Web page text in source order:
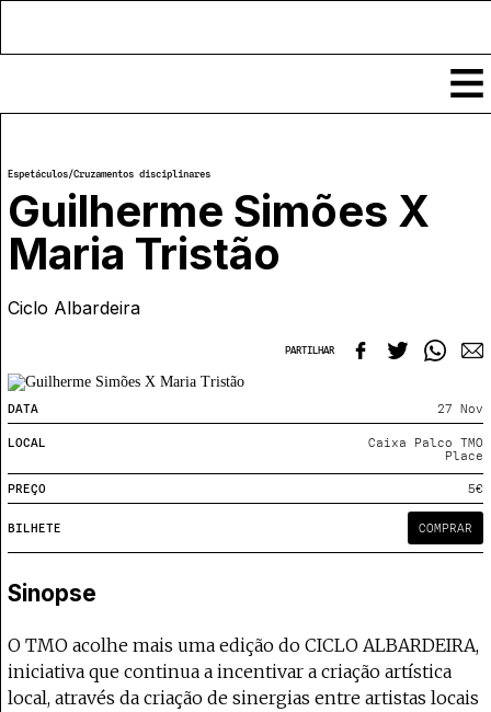
Notícias
Classificados
Ver todos
Agenda
Espetáculos
Por Localidade
Mapa
Submeter Eventos
Crítica
Cursos Curtos
Formadores
Recursos
Links úteis
Publicações
Projecto e Equipa
Estatuto Editorial
Contactar
Coffeelabs Cursos curtos
Mantém viva a cultura independente
Apoiar
Espetáculos/Cruzamentos disciplinares
Guilherme Simões X
Maria Tristão
Ciclo Albardeira
PARTILHAR
DATA 27 Nov
LOCAL
Caixa Palco TMO
Place
PREÇO 5€
BILHETE COMPRAR
Sinopse
O TMO acolhe mais uma edição do CICLO ALBARDEIRA,
iniciativa que continua a incentivar a criação artística
local, através da criação de sinergias entre artistas locais